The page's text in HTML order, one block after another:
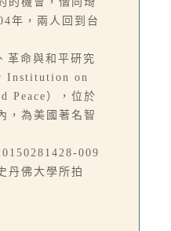
年，兩人回到台
革命與和平研究
Institution on
Peace），位於
，為美國著名智
009
丹佛大學所拍